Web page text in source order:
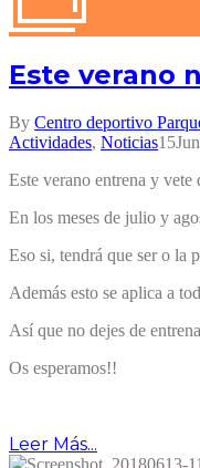
Este verano
By Centro deportivo
Actividades, Noticias15Jun
Este verano entrena y
En los meses de julio y
Eso si, tendrá que ser o la
Además esto se aplica a
Así que no dejes de
Os esperamos!!
Leer Más...